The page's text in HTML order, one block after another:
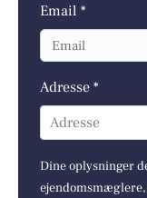
Email *
Adresse *
Adresse
Dine oplysninger
ejendomsmæglere,